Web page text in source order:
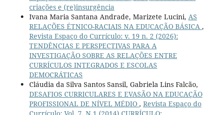
criações e (re)insurgência
Ivana Maria Santana Andrade, Marizete Lucini, AS
RELAÇÕES ÉTNICO-RACIAIS NA EDUCAÇÃO BÁSICA ,
Revista Espaço do Currículo: v. 19 n. 2 (2026):
TENDÊNCIAS E PERSPECTIVAS PARA A
INVESTIGAÇÃO SOBRE AS RELAÇÕES ENTRE
CURRÍCULOS INTEGRADOS E ESCOLAS
DEMOCRÁTICAS
Cláudia da Silva Santos Sansil, Gabriela Lins Falcão,
DESAFIOS CURRICULARES E EVASÃO NA EDUCAÇÃO
PROFISSIONAL DE NÍVEL MÉDIO , Revista Espaço do